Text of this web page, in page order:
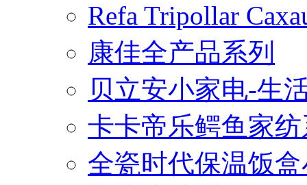
Refa Tripollar
康佳全产品系列
贝立安小家电-生
卡卡帝乐鳄鱼家
全瓷时代保温饭